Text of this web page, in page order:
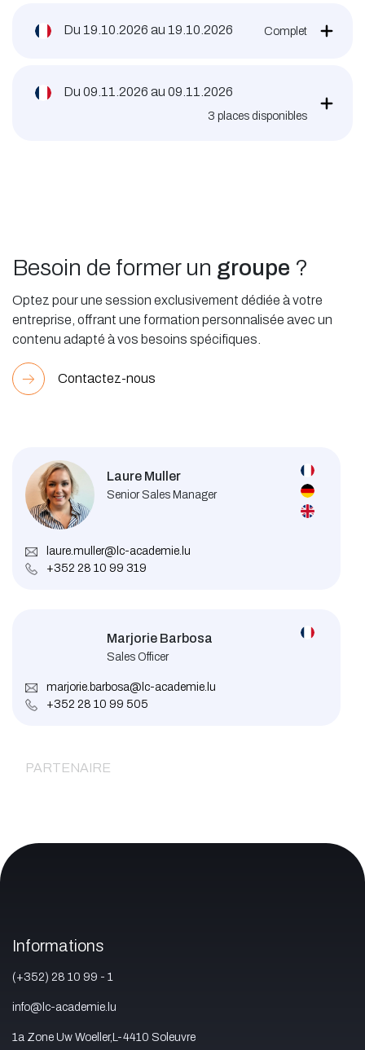
Du 19.10.2026 au 19.10.2026 Complet
Du 09.11.2026 au 09.11.2026
3 places disponibles
Besoin de former un groupe ?
Optez pour une session exclusivement dédiée à votre
entreprise, offrant une formation personnalisée avec un
contenu adapté à vos besoins spécifiques.
Contactez-nous
Laure Muller
Senior Sales Manager
laure.muller@lc-academie.lu
+352 28 10 99 319
Marjorie Barbosa
Sales Officer
marjorie.barbosa@lc-academie.lu
+352 28 10 99 505
PARTENAIRE
Informations
(+352) 28 10 99 - 1
info@lc-academie.lu
1a Zone Uw Woeller,L-4410 Soleuvre